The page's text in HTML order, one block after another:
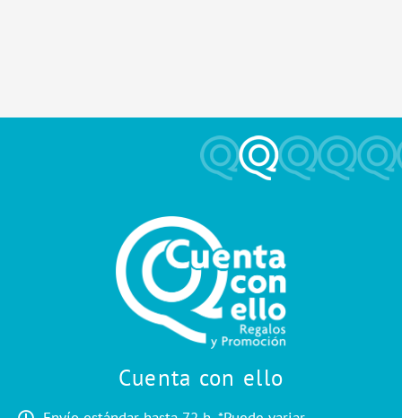
Cuenta con ello